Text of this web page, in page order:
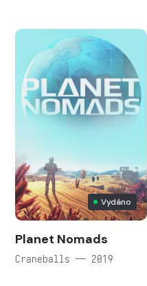
Vydáno
Planet Nomads
Craneballs — 2019